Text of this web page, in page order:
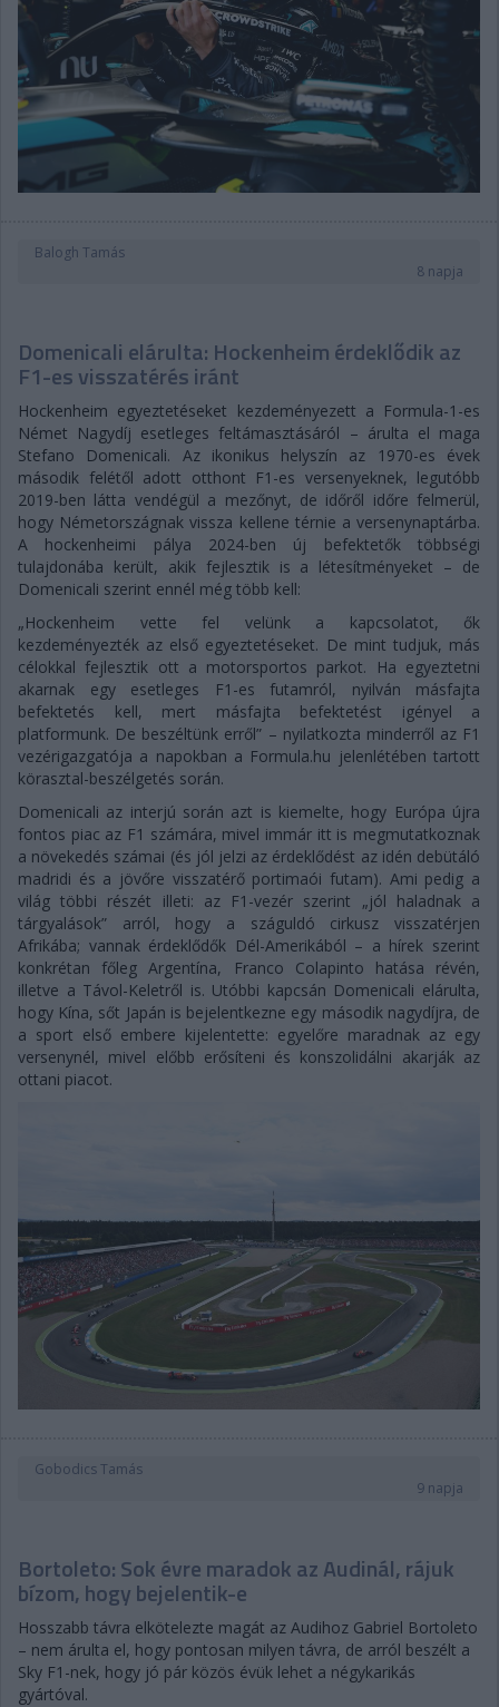
Balogh Tamás
8 napja
Domenicali elárulta: Hockenheim érdeklődik az
F1-es visszatérés iránt
Hockenheim egyeztetéseket kezdeményezett a Formula-1-es
Német Nagydíj esetleges feltámasztásáról – árulta el maga
Stefano Domenicali. Az ikonikus helyszín az 1970-es évek
második felétől adott otthont F1-es versenyeknek, legutóbb
2019-ben látta vendégül a mezőnyt, de időről időre felmerül,
hogy Németországnak vissza kellene térnie a versenynaptárba.
A hockenheimi pálya 2024-ben új befektetők többségi
tulajdonába került, akik fejlesztik is a létesítményeket – de
Domenicali szerint ennél még több kell:
„Hockenheim vette fel velünk a kapcsolatot, ők
kezdeményezték az első egyeztetéseket. De mint tudjuk, más
célokkal fejlesztik ott a motorsportos parkot. Ha egyeztetni
akarnak egy esetleges F1-es futamról, nyilván másfajta
befektetés kell, mert másfajta befektetést igényel a
platformunk. De beszéltünk erről” – nyilatkozta minderről az F1
vezérigazgatója a napokban a Formula.hu jelenlétében tartott
körasztal-beszélgetés során.
Domenicali az interjú során azt is kiemelte, hogy Európa újra
fontos piac az F1 számára, mivel immár itt is megmutatkoznak
a növekedés számai (és jól jelzi az érdeklődést az idén debütáló
madridi és a jövőre visszatérő portimaói futam). Ami pedig a
világ többi részét illeti: az F1-vezér szerint „jól haladnak a
tárgyalások” arról, hogy a száguldó cirkusz visszatérjen
Afrikába; vannak érdeklődők Dél-Amerikából – a hírek szerint
konkrétan főleg Argentína, Franco Colapinto hatása révén,
illetve a Távol-Keletről is. Utóbbi kapcsán Domenicali elárulta,
hogy Kína, sőt Japán is bejelentkezne egy második nagydíjra, de
a sport első embere kijelentette: egyelőre maradnak az egy
versenynél, mivel előbb erősíteni és konszolidálni akarják az
ottani piacot.
Gobodics Tamás
9 napja
Bortoleto: Sok évre maradok az Audinál, rájuk
bízom, hogy bejelentik-e
Hosszabb távra elkötelezte magát az Audihoz Gabriel Bortoleto
– nem árulta el, hogy pontosan milyen távra, de arról beszélt a
Sky F1-nek, hogy jó pár közös évük lehet a négykarikás
gyártóval.